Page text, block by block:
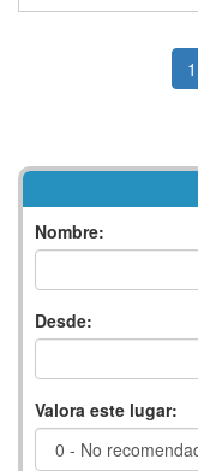
1
Nombre:
Desde:
Valora este lugar: